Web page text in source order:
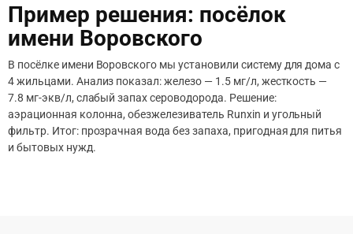
Пример решения: посёлок
имени Воровского
В посёлке имени Воровского мы установили систему для дома с
4 жильцами. Анализ показал: железо — 1.5 мг/л, жесткость —
7.8 мг-экв/л, слабый запах сероводорода. Решение:
аэрационная колонна, обезжелезиватель Runxin и угольный
фильтр. Итог: прозрачная вода без запаха, пригодная для питья
и бытовых нужд.